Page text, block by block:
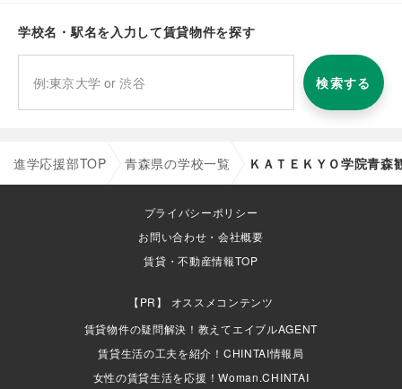
学校名・駅名を入力して賃貸物件を探す
検索する
進学応援部TOP 青森県の学校一覧 ＫＡＴＥＫＹＯ学院青森
プライバシーポリシー
お問い合わせ・会社概要
賃貸・不動産情報TOP
オススメコンテンツ
賃貸物件の疑問解決！教えてエイブルAGENT
賃貸生活の工夫を紹介！CHINTAI情報局
女性の賃貸生活を応援！Woman.CHINTAI